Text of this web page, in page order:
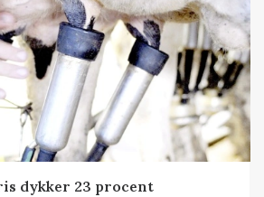
dykker 23 procent